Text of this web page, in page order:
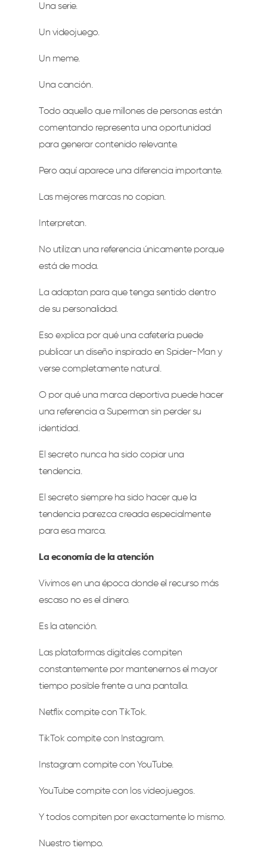
Una serie.
Un videojuego.
Un meme.
Una canción.
Todo aquello que millones de personas están
comentando representa una oportunidad
para generar contenido relevante.
Pero aquí aparece una diferencia importante.
Las mejores marcas no copian.
Interpretan.
No utilizan una referencia únicamente porque
está de moda.
La adaptan para que tenga sentido dentro
de su personalidad.
Eso explica por qué una cafetería puede
publicar un diseño inspirado en Spider-Man y
verse completamente natural.
O por qué una marca deportiva puede hacer
una referencia a Superman sin perder su
identidad.
El secreto nunca ha sido copiar una
tendencia.
El secreto siempre ha sido hacer que la
tendencia parezca creada especialmente
para esa marca.
La economía de la atención
Vivimos en una época donde el recurso más
escaso no es el dinero.
Es la atención.
Las plataformas digitales compiten
constantemente por mantenernos el mayor
tiempo posible frente a una pantalla.
Netflix compite con TikTok.
TikTok compite con Instagram.
Instagram compite con YouTube.
YouTube compite con los videojuegos.
Y todos compiten por exactamente lo mismo.
Nuestro tiempo.